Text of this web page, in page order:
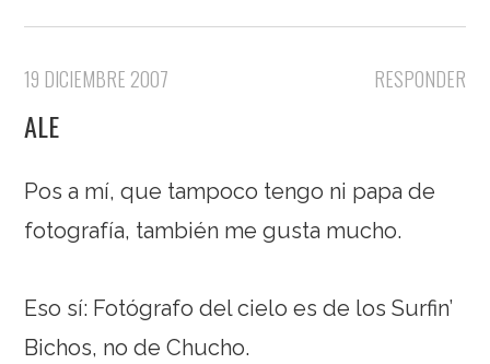
RESPONDER
19 DICIEMBRE 2007
ALE
Pos a mí, que tampoco tengo ni papa de
fotografía, también me gusta mucho.
Eso sí: Fotógrafo del cielo es de los Surfin’
Bichos, no de Chucho.